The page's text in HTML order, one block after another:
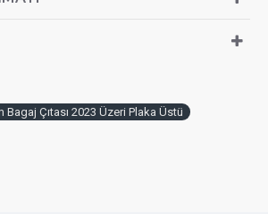
Bagaj Çıtası 2023 Üzeri Plaka Üstü